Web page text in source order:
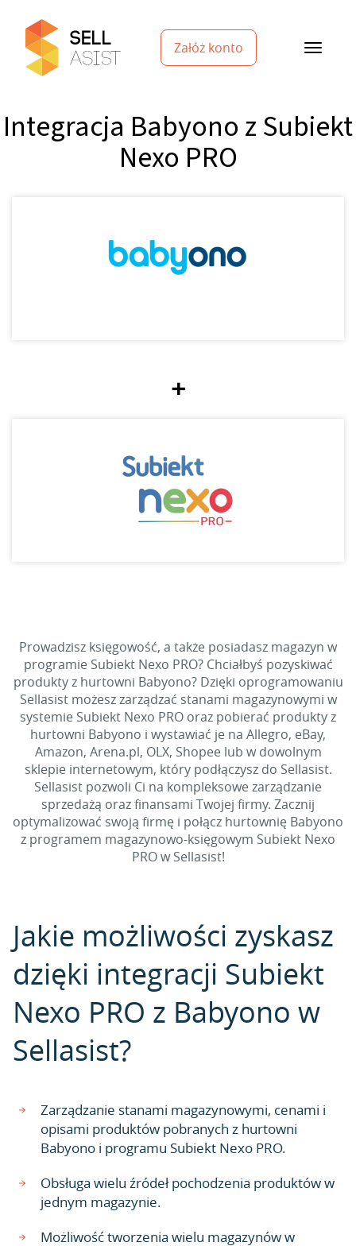
Załóż konto
Integracja Babyono z Subiekt
Nexo PRO
+
Prowadzisz księgowość, a także posiadasz magazyn w
programie Subiekt Nexo PRO? Chciałbyś pozyskiwać
produkty z hurtowni Babyono? Dzięki oprogramowaniu
Sellasist możesz zarządzać stanami magazynowymi w
systemie Subiekt Nexo PRO oraz pobierać produkty z
hurtowni Babyono i wystawiać je na Allegro, eBay,
Amazon, Arena.pl, OLX, Shopee lub w dowolnym
sklepie internetowym, który podłączysz do Sellasist.
Sellasist pozwoli Ci na kompleksowe zarządzanie
sprzedażą oraz finansami Twojej firmy. Zacznij
optymalizować swoją firmę i połącz hurtownię Babyono
z programem magazynowo-księgowym Subiekt Nexo
PRO w Sellasist!
Jakie możliwości zyskasz
dzięki integracji Subiekt
Nexo PRO z Babyono w
Sellasist?
Zarządzanie stanami magazynowymi, cenami i
opisami produktów pobranych z hurtowni
Babyono i programu Subiekt Nexo PRO.
Obsługa wielu źródeł pochodzenia produktów w
jednym magazynie.
Możliwość tworzenia wielu magazynów w